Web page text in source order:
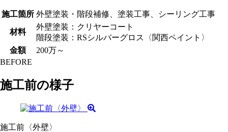
施工箇所 外壁塗装・階段補修、塗装工事、シーリング工事
材料
外壁塗装：クリヤーコート
階段塗装：RSシルバーグロス〈関西ペイント〉
金額
200万～
BEFORE
施工前の様子
施工前〈外壁〉